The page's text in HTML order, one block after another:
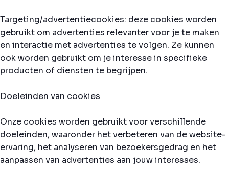
Targeting/advertentiecookies: deze cookies worden
gebruikt om advertenties relevanter voor je te maken
en interactie met advertenties te volgen. Ze kunnen
ook worden gebruikt om je interesse in specifieke
producten of diensten te begrijpen.
Doeleinden van cookies
Onze cookies worden gebruikt voor verschillende
doeleinden, waaronder het verbeteren van de website-
ervaring, het analyseren van bezoekersgedrag en het
aanpassen van advertenties aan jouw interesses.